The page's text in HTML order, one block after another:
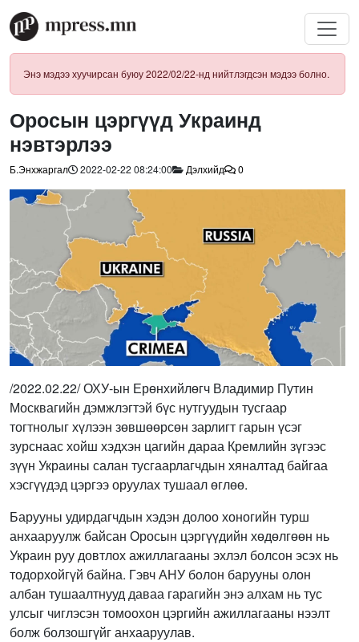
Энэ мэдээ хуучирсан буюу 2022/02/22-нд нийтлэгдсэн мэдээ болно.
Оросын цэргүүд Украинд
нэвтэрлээ
Б.Энхжаргал 2022-02-22 08:24:00 Дэлхийд 0
/2022.02.22/ ОХУ-ын Ерөнхийлөгч Владимир Путин
Москвагийн дэмжлэгтэй бүс нутгуудын тусгаар
тогтнолыг хүлээн зөвшөөрсөн зарлигт гарын үсэг
зурснаас хойш хэдхэн цагийн дараа Кремлийн зүгээс
зүүн Украины салан тусгаарлагчдын хяналтад байгаа
хэсгүүдэд цэргээ оруулах тушаал өглөө.
Барууны удирдагчдын хэдэн долоо хоногийн турш
анхааруулж байсан Оросын цэргүүдийн хөдөлгөөн нь
Украин руу довтлох ажиллагааны эхлэл болсон эсэх нь
тодорхойгүй байна. Гэвч АНУ болон барууны олон
албан тушаалтнууд даваа гарагийн энэ алхам нь тус
улсыг чиглэсэн томоохон цэргийн ажиллагааны нээлт
болж болзошгүйг анхааруулав.